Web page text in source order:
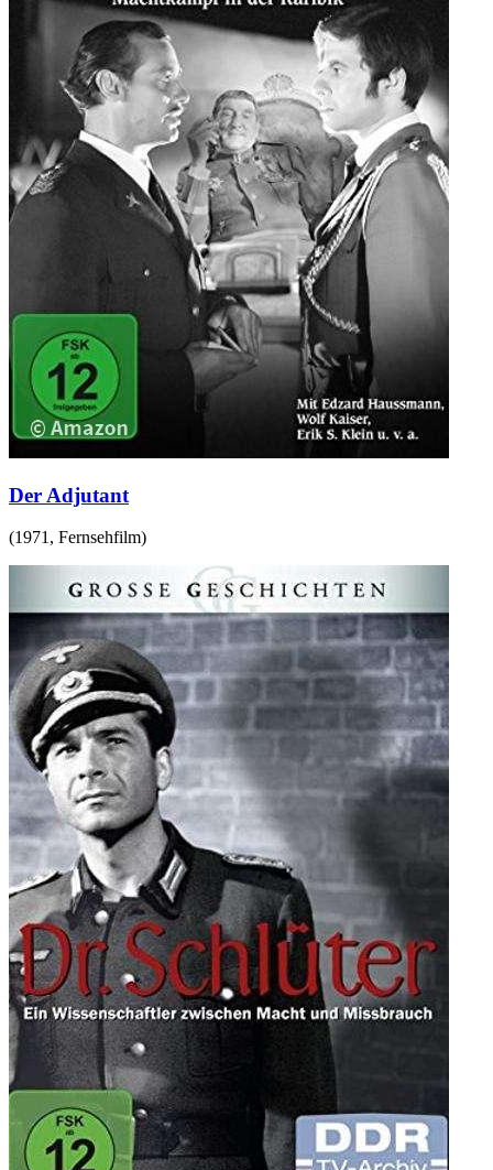
Der Adjutant
(1971 , Fernsehfilm)